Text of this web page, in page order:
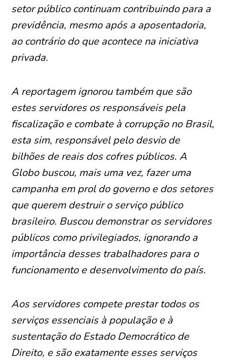
setor público continuam contribuindo para a
previdência, mesmo após a aposentadoria,
ao contrário do que acontece na iniciativa
privada.
A reportagem ignorou também que são
estes servidores os responsáveis pela
fiscalização e combate à corrupção no Brasil,
esta sim, responsável pelo desvio de
bilhões de reais dos cofres públicos. A
Globo buscou, mais uma vez, fazer uma
campanha em prol do governo e dos setores
que querem destruir o serviço público
brasileiro. Buscou demonstrar os servidores
públicos como privilegiados, ignorando a
importância desses trabalhadores para o
funcionamento e desenvolvimento do país.
Aos servidores compete prestar todos os
serviços essenciais à população e à
sustentação do Estado Democrático de
Direito, e são exatamente esses serviços